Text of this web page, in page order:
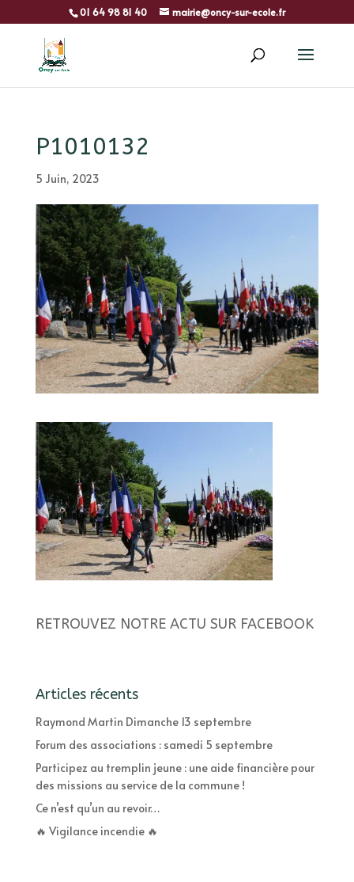
01 64 98 81 40 mairie@oncy-sur-ecole.fr
P1010132
5 Juin, 2023
RETROUVEZ NOTRE ACTU SUR FACEBOOK
Articles récents
Raymond Martin Dimanche 13 septembre
Forum des associations : samedi 5 septembre
Participez au tremplin jeune : une aide financière pour
des missions au service de la commune !
Ce n’est qu’un au revoir…
🔥 Vigilance incendie 🔥